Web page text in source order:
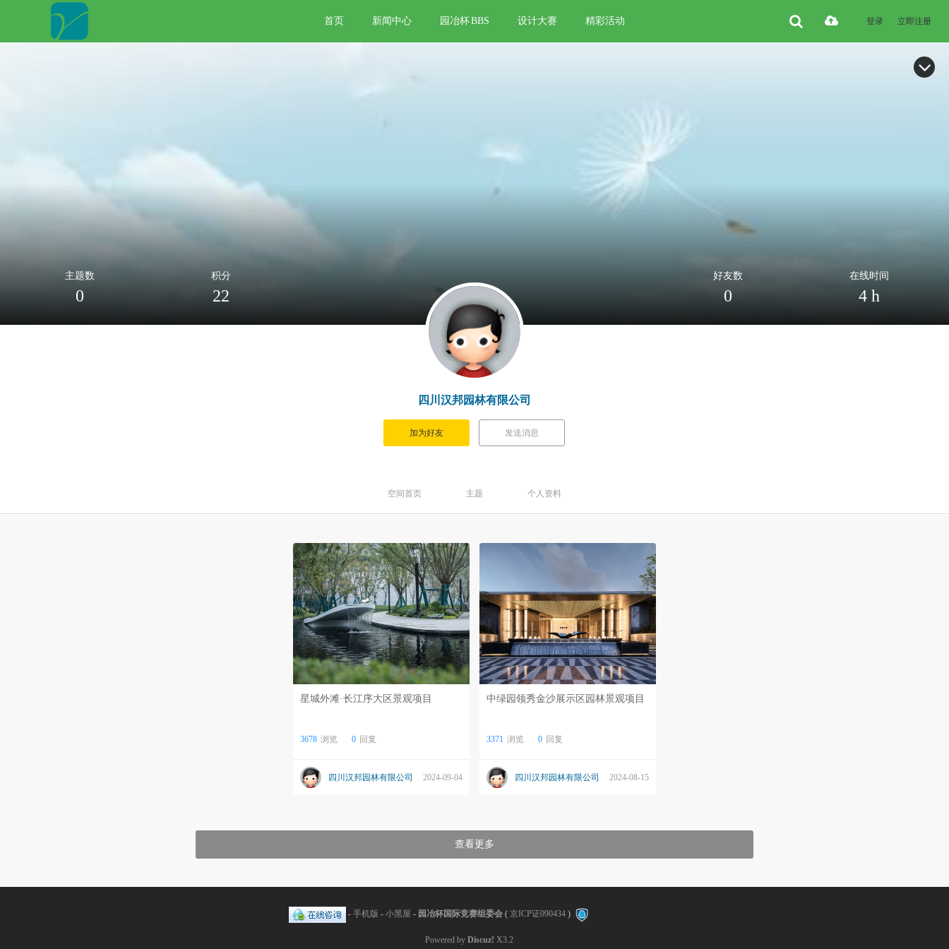
首页 新闻中心 园冶杯BBS 设计大赛 精彩活动 立即注册
登录
主题数
0
积分
22
好友数
0
在线时间
4 h
四川汉邦园林有限公司
加为好友 发送消息
空间首页 主题 个人资料
星城外滩·长江序大区景观项目
3678 浏览 0 回复
四川汉邦园林有限公司 2024-09-04
中绿园领秀金沙展示区园林景观项目
3371 浏览 0 回复
四川汉邦园林有限公司 2024-08-15
查看更多
- 手机版 - 小黑屋 - 园冶杯国际竞赛组委会 ( 京ICP证090434 )
Powered by Discuz! X3.2